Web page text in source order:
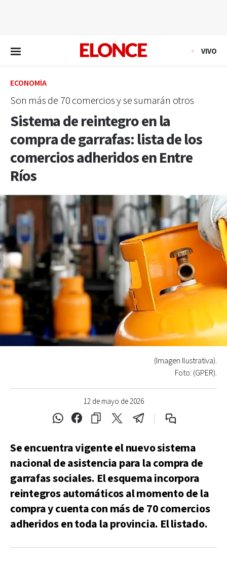
VIVO
ECONOMÍA
Son más de 70 comercios y se sumarán otros
Sistema de reintegro en la
compra de garrafas: lista de los
comercios adheridos en Entre
Ríos
12 de mayo de 2026
(Imagen Ilustrativa).
Foto: (GPER).
Se encuentra vigente el nuevo sistema
nacional de asistencia para la compra de
garrafas sociales. El esquema incorpora
reintegros automáticos al momento de la
compra y cuenta con más de 70 comercios
adheridos en toda la provincia. El listado.